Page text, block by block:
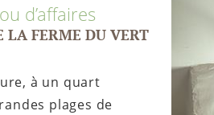
d’affaires
LA FERME DU VERT
à un quart
plages de